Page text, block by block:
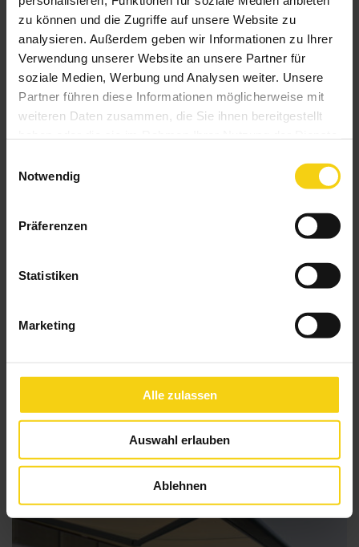
zu können und die Zugriffe auf unsere Website zu
analysieren. Außerdem geben wir Informationen zu Ihrer
Verwendung unserer Website an unsere Partner für
soziale Medien, Werbung und Analysen weiter. Unsere
Partner führen diese Informationen möglicherweise mit
weiteren Daten zusammen, die Sie ihnen bereitgestellt
Notwendig
Präferenzen
Statistiken
Marketing
Alle zulassen
Auswahl erlauben
Ablehnen
Das könnte Sie auch interessieren
Halbgeschlossene Gelenkarm-Markise Terrea H60